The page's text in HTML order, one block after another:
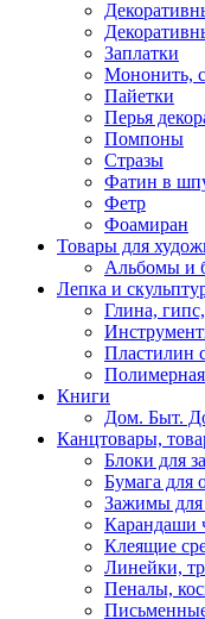
Заплатки
Мононить,
Пайетки
Перья
Помпоны
Стразы
Фатин в
Фетр
Фоамиран
Товары для
Альбомы и
Лепка и
Глина,
Пластилин
Книги
Дом. Быт.
Канцтовары,
Блоки для
Бумага для
Зажимы для
Карандаши
Клеящие
Линейки,
Пеналы,